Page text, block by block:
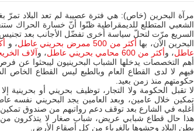
الشعبي المتطلع للديمقراطية ظنّوا أنّ خسارة الحراك
السريع مرّت لتحلّ سياسة أخرى تفضّل الأجانب بعد تجنيس
البحرين الآن، بها أكثر من 500 ممرض بحريني عاطل ، و
عاطل، وأكثر من 600 محامي بحريني عاطل ، وآلاف
أهم التخصصات يدخلها الشباب البحرينيون ليبحثوا عن
فيهم لا لدى القطاع العام وبالطبع ليس القطاع
حكومتهم منذ زمن بعيد.
لا تقبل الحكومة ولا التجار، توظيف بحريني أو
أغلبه في الشارع بعد توقف دعم رواتبهم من صندوق تمكين.
بطن البلاد وحشوها بالغرباء من كل أصقاع الأرض.